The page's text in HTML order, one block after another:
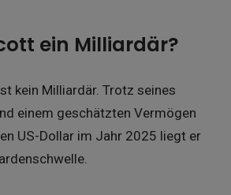
ein Milliardär?
kein Milliardär. Trotz seines
einem geschätzten Vermögen
US-Dollar im Jahr 2025 liegt er